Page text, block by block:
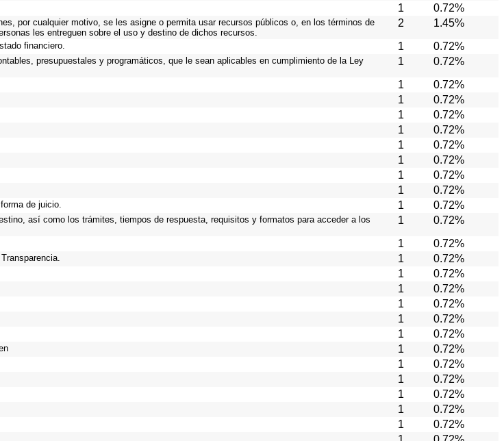
1 0.72%
por cualquier motivo, se les asigne o permita usar recursos públicos o, en los términos de
les entreguen sobre el uso y destino de dichos recursos.
2 1.45%
financiero. 1 0.72%
presupuestales y programáticos, que le sean aplicables en cumplimiento de la Ley
1 0.72%
1 0.72%
1 0.72%
1 0.72%
1 0.72%
1 0.72%
1 0.72%
1 0.72%
1 0.72%
de juicio. 1 0.72%
así como los trámites, tiempos de respuesta, requisitos y formatos para acceder a los
1 0.72%
1 0.72%
1 0.72%
1 0.72%
1 0.72%
1 0.72%
1 0.72%
1 0.72%
1 0.72%
1 0.72%
1 0.72%
1 0.72%
1 0.72%
1 0.72%